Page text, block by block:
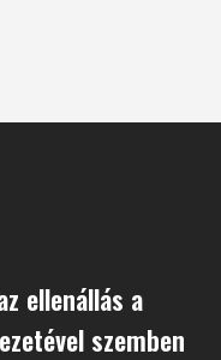
ellenállás a
szemben